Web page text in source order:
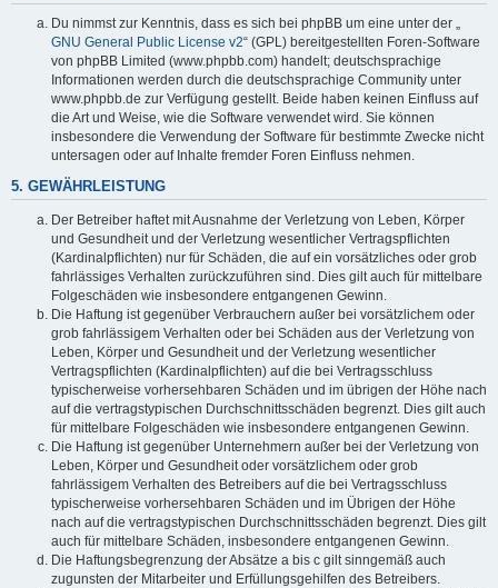
Du nimmst zur Kenntnis, dass es sich bei phpBB um eine unter der „
GNU General Public License v2“ (GPL) bereitgestellten Foren-Software
von phpBB Limited (www.phpbb.com) handelt; deutschsprachige
Informationen werden durch die deutschsprachige Community unter
www.phpbb.de zur Verfügung gestellt. Beide haben keinen Einfluss auf
die Art und Weise, wie die Software verwendet wird. Sie können
insbesondere die Verwendung der Software für bestimmte Zwecke nicht
untersagen oder auf Inhalte fremder Foren Einfluss nehmen.
5. GEWÄHRLEISTUNG
Der Betreiber haftet mit Ausnahme der Verletzung von Leben, Körper
und Gesundheit und der Verletzung wesentlicher Vertragspflichten
(Kardinalpflichten) nur für Schäden, die auf ein vorsätzliches oder grob
fahrlässiges Verhalten zurückzuführen sind. Dies gilt auch für mittelbare
Folgeschäden wie insbesondere entgangenen Gewinn.
Die Haftung ist gegenüber Verbrauchern außer bei vorsätzlichem oder
grob fahrlässigem Verhalten oder bei Schäden aus der Verletzung von
Leben, Körper und Gesundheit und der Verletzung wesentlicher
Vertragspflichten (Kardinalpflichten) auf die bei Vertragsschluss
typischerweise vorhersehbaren Schäden und im übrigen der Höhe nach
auf die vertragstypischen Durchschnittsschäden begrenzt. Dies gilt auch
für mittelbare Folgeschäden wie insbesondere entgangenen Gewinn.
Die Haftung ist gegenüber Unternehmern außer bei der Verletzung von
Leben, Körper und Gesundheit oder vorsätzlichem oder grob
fahrlässigem Verhalten des Betreibers auf die bei Vertragsschluss
typischerweise vorhersehbaren Schäden und im Übrigen der Höhe
nach auf die vertragstypischen Durchschnittsschäden begrenzt. Dies gilt
auch für mittelbare Schäden, insbesondere entgangenen Gewinn.
Die Haftungsbegrenzung der Absätze a bis c gilt sinngemäß auch
zugunsten der Mitarbeiter und Erfüllungsgehilfen des Betreibers.